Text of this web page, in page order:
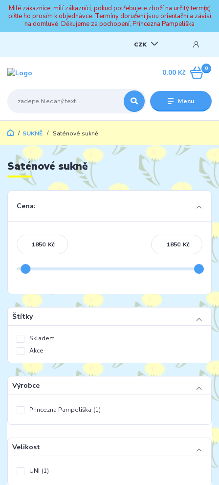
Milé zákaznice, milí zákazníci, pokud potřebujete zboží na určitý termín,
pište ho prosím k objednávce. Termíny doručení jsou orientační a závisí
na domluvě. Děkujeme za pochopení, Princezna Pampeliška
Menu
CZK
0
0,00 Kč
SUKNĚ Saténové sukně
Saténové sukně
Cena:
Kč Kč
Štítky
Skladem
Akce
Výrobce
Princezna Pampeliška (1)
Velikost
UNI (1)